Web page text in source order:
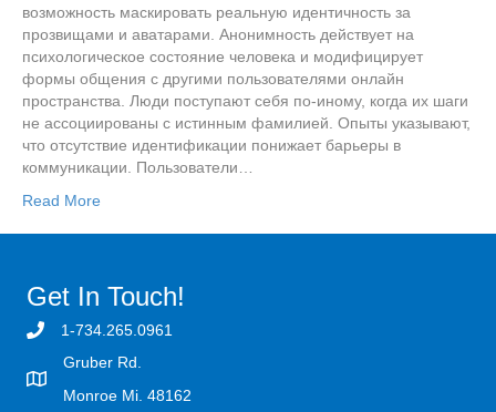
возможность маскировать реальную идентичность за
прозвищами и аватарами. Анонимность действует на
психологическое состояние человека и модифицирует
формы общения с другими пользователями онлайн
пространства. Люди поступают себя по-иному, когда их шаги
не ассоциированы с истинным фамилией. Опыты указывают,
что отсутствие идентификации понижает барьеры в
коммуникации. Пользователи…
Read More
Get In Touch!
1-734.265.0961
Gruber Rd.
Monroe Mi. 48162